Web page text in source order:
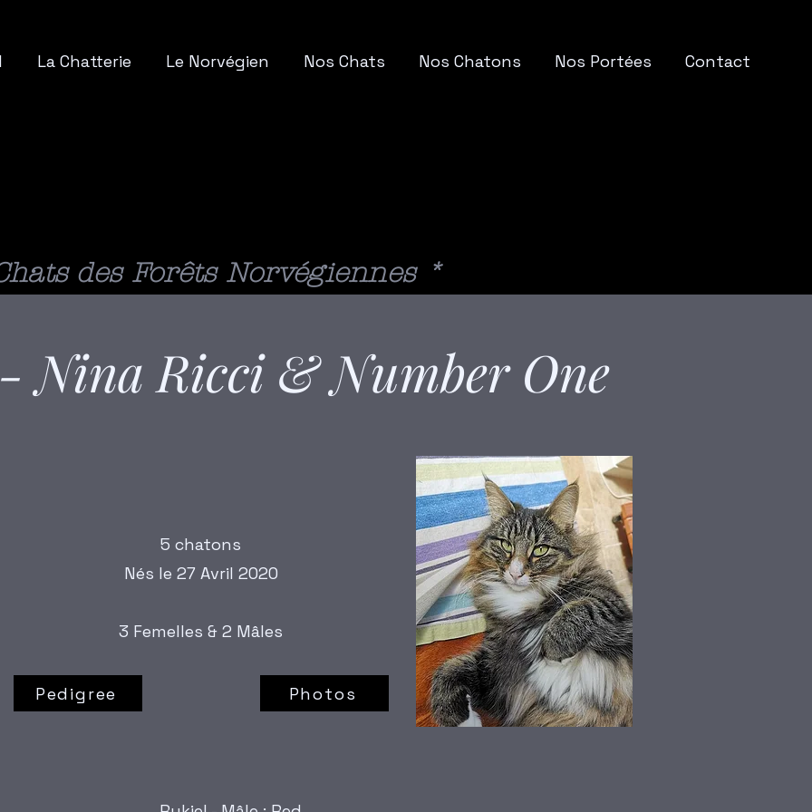
La Chatterie Le Norvégien Nos Chats Nos Chatons Nos Portées Contact
des Forêts Norvégiennes *
- Nina Ricci & Number One
5 chatons
Nés le 27 Avril 2020
3 Femelles & 2 Mâles
Pedigree Photos